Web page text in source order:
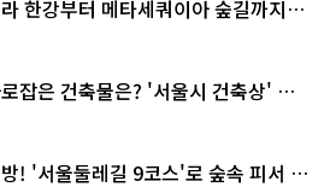
한강부터 메타세쿼이아 숲길까지…
스
잡은 건축물은? '서울시 건축상' 수
! '서울둘레길 9코스'로 숲속 피서 떠